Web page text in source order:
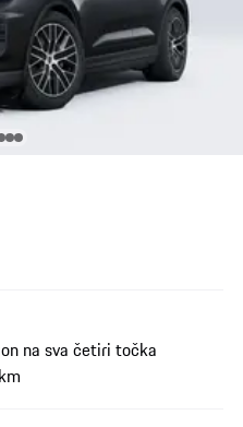
na sva četiri točka